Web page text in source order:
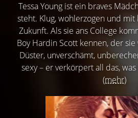
Tessa Young ist ein braves
steht. Klug, wohlerzogen und
Zukunft. Als sie ans College
Boy Hardin Scott kennen, der
Düster, unverschämt,
sexy – er verkörpert all das,
(mehr)